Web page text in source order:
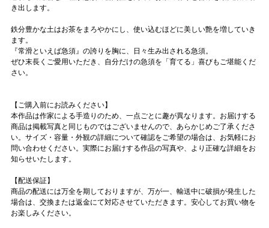
き出します。
鉄分豊かな土はお茶をまろやかにし、使い込むほどに美しい艶を増していき
ます。
『常滑といえば急須』の誇りを胸に、日々生み出される急須。
ぜひ末長くご愛用いただき、自分だけの急須を「育てる」喜びもご堪能くだ
さい。
【ご購入前にお読みください】
本作品は作家による手造りのため、一点ごとに趣が異なります。お届けする
商品は掲載写真と同じものではございませんので、あらかじめご了承くださ
い。サイズ・容量・外観の詳細について確認をご希望の場合は、お気軽にお
問い合わせください。実際にお届けする作品の写真や、より正確な詳細をお
知らせいたします。
【配送保証】
商品の配送には万全を期しておりますが、万が一、輸送中に破損が発生した
場合は、交換または返金にて対応させていただきます。安心してお買い物を
お楽しみください。